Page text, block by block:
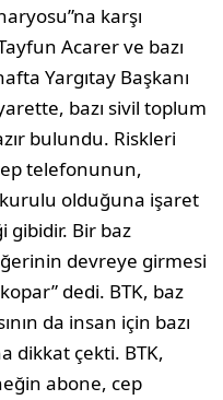
karşı
Acarer ve bazı
Yargıtay Başkanı
bazı sivil toplum
bulundu. Riskleri
telefonunun,
olduğuna işaret
gibidir. Bir baz
devreye girmesi
dedi. BTK, baz
da insan için bazı
dikkat çekti. BTK,
abone, cep